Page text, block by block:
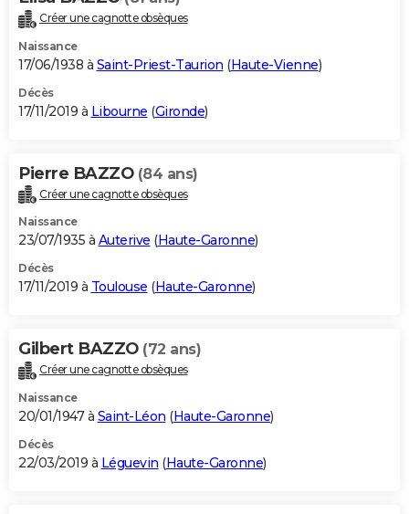
Créer une cagnotte obsèques
Naissance
17/06/1938 à Saint-Priest-Taurion (Haute-Vienne)
Décès
17/11/2019 à Libourne (Gironde)
Pierre BAZZO (84 ans)
Créer une cagnotte obsèques
Naissance
23/07/1935 à Auterive (Haute-Garonne)
Décès
17/11/2019 à Toulouse (Haute-Garonne)
Gilbert BAZZO (72 ans)
Créer une cagnotte obsèques
Naissance
20/01/1947 à Saint-Léon (Haute-Garonne)
Décès
22/03/2019 à Léguevin (Haute-Garonne)